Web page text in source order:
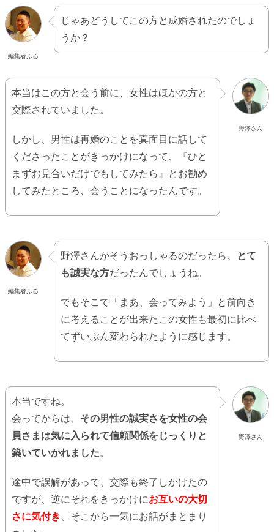
編集者ふる
じゃあどうしてこの方と成婚されたのでしょ
うか？
野澤さん
本当はこの方と会う前に、女性はほかの方と
交際されていました。
しかし、男性は再婚のことを真面目に話して
くださったことがきっかけになって、『ひと
まずお見合いだけでもしてみたら』とお勧め
してみたところ、会うことになったんです。
編集者ふる
野澤さんがそうおっしゃるのだったら、
とて
も誠実な方だったんでしょうね。
でもそこで「まあ、会ってみよう」と前向き
に考えることが出来たこの女性も最初に比べ
てずいぶん変わられたように感じます。
野澤さん
本当ですね。
会ってからは、 その男性の誠実さを女性の会
員さまは気に入られて信頼関係をじっくりと
築いていかれました。
途中で誤解があって、交際も終了しかけたの
ですが、逆にそれをきっかけにお互いの大切
さに気付き
、そこから一気にお話がまとまり